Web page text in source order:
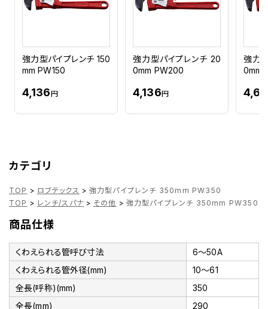
強力型パイプレンチ 150
mm PW150
4,136円
強力型パイプレンチ 20
0mm PW200
4,136円
強力
0mm
カテゴリ
TOP > ロブテックス > 強力型パイプレンチ 350mm PW350
TOP > レンチ/スパナ > その他 > 強力型パイプレンチ 350mm PW350
商品仕様
くわえられる管呼び寸法
6～50A
くわえられる管外径(mm)
10～61
全長(呼称)(mm)
350
全長(mm)
290